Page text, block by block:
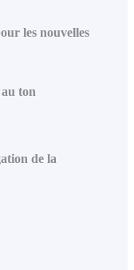
les nouvelles
ton
de la